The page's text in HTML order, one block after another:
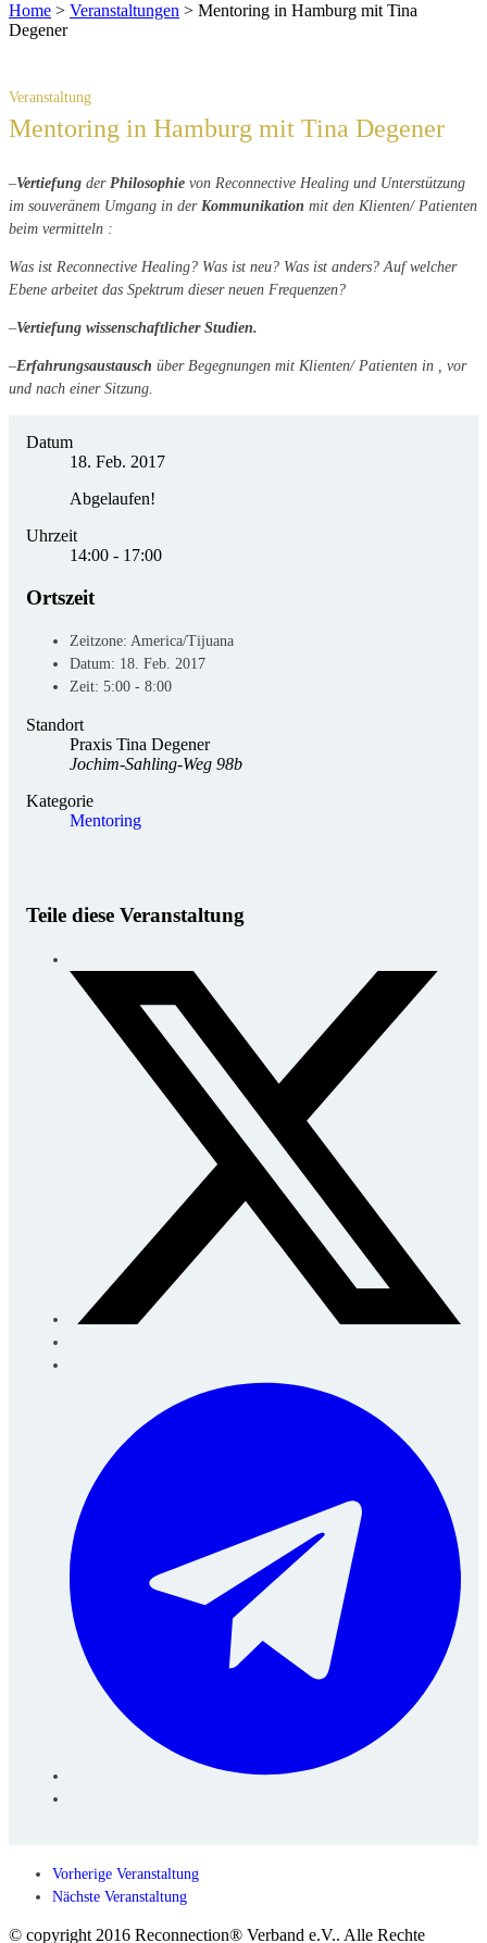
Home > Veranstaltungen > Mentoring in Hamburg mit Tina
Degener
Mentoring in Hamburg mit Tina Degener
–Vertiefung der Philosophie von Reconnective Healing und Unterstützung
im souveränem Umgang in der Kommunikation mit den Klienten/ Patienten
beim vermitteln :
Was ist Reconnective Healing? Was ist neu? Was ist anders? Auf welcher
Ebene arbeitet das Spektrum dieser neuen Frequenzen?
–Vertiefung wissenschaftlicher Studien.
–Erfahrungsaustausch über Begegnungen mit Klienten/ Patienten in , vor
und nach einer Sitzung.
Datum
18. Feb. 2017
Abgelaufen!
Uhrzeit
14:00 - 17:00
Ortszeit
Zeitzone: America/Tijuana
Datum: 18. Feb. 2017
Zeit: 5:00 - 8:00
Standort
Praxis Tina Degener
Jochim-Sahling-Weg 98b
Kategorie
Mentoring
Teile diese Veranstaltung
Vorherige Veranstaltung
Nächste Veranstaltung
© copyright 2016 Reconnection® Verband e.V.. Alle Rechte